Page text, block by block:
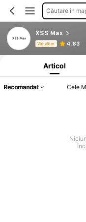
Căutare în
XSS Max
Vânzător 4.83
Informații despre produs:
Articol
Recomandat Cele